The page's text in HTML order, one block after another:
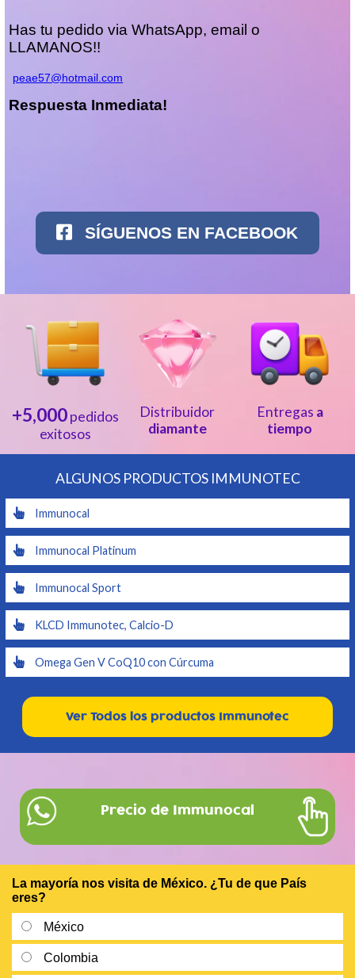
Has tu pedido via WhatsApp, email o
LLAMANOS!!
peae57@hotmail.com
Respuesta Inmediata!
SÍGUENOS EN FACEBOOK
+5,000pedidos
exitosos
Distribuidor
diamante
Entregas a
tiempo
ALGUNOS PRODUCTOS IMMUNOTEC
Immunocal
Immunocal Platinum
Immunocal Sport
KLCD Immunotec, Calcio-D
Omega Gen V CoQ10 con Cúrcuma
Ver Todos los productos Immunotec
Precio de Immunocal
La mayoría nos visita de México. ¿Tu de que País
eres?
México
Colombia